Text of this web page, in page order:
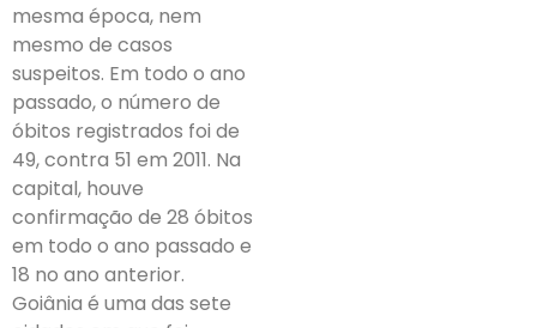
mesma época, nem
mesmo de casos
suspeitos. Em todo o ano
passado, o número de
óbitos registrados foi de
49, contra 51 em 2011. Na
capital, houve
confirmação de 28 óbitos
em todo o ano passado e
18 no ano anterior.
Goiânia é uma das sete